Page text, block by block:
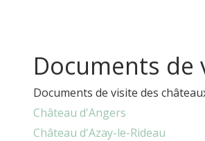
Documents de
Documents de visite des
Château d'Angers
Château d'Azay-le-Rideau